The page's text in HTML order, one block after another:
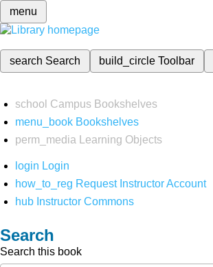
menu
search Search build_circleToolbar
school Campus Bookshelves
menu_book Bookshelves
perm_media
Learning Objects
login Login
how_to_reg Request Instructor Account
hub Instructor Commons
Search
Search this book